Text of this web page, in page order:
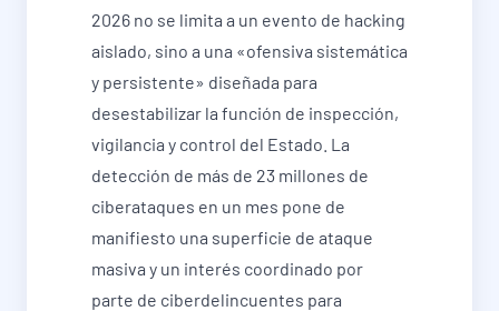
2026 no se limita a un evento de hacking
aislado, sino a una «ofensiva sistemática
y persistente» diseñada para
desestabilizar la función de inspección,
vigilancia y control del Estado. La
detección de más de 23 millones de
ciberataques en un mes pone de
manifiesto una superficie de ataque
masiva y un interés coordinado por
parte de ciberdelincuentes para